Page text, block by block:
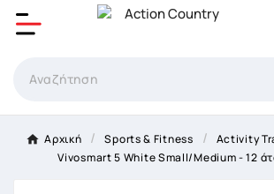
Αρχική Sports & Fitness Activity
Vivosmart 5 White Small/Medium - 12
Δημιουργία λίστα
Όνομα Λίστα επιθυμιτών
Ακύρωση Δημιουργία λίστα